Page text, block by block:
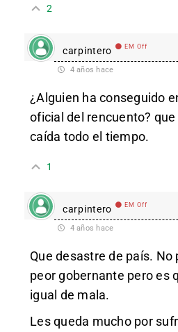
2
carpintero EM Off
4 años hace
¿Alguien ha conseguido
oficial del rencuento?
caída todo el tiempo.
1
carpintero EM Off
4 años hace
Que desastre de país. No
peor gobernante pero es
igual de mala.
Les queda mucho por